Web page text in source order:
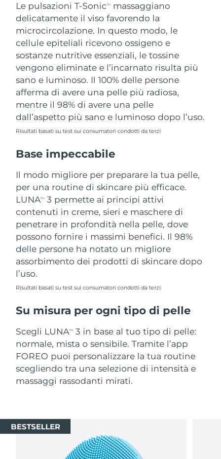
Le pulsazioni T-SonicTM
massaggiano
delicatamente il viso favorendo la
microcircolazione. In questo modo, le
cellule epiteliali ricevono ossigeno e
sostanze nutritive essenziali, le tossine
vengono eliminate e l’incarnato risulta più
sano e luminoso. Il 100% delle persone
afferma di avere una pelle più radiosa,
mentre il 98% di avere una pelle
dall’aspetto più sano e luminoso dopo l’uso.
Risultati basati su test sui consumatori condotti da terzi
Base impeccabile
Il modo migliore per preparare la tua pelle,
per una routine di skincare più efficace.
LUNATM
3 permette ai principi attivi
contenuti in creme, sieri e maschere di
penetrare in profondità nella pelle, dove
possono fornire i massimi benefici. Il 98%
delle persone ha notato un migliore
assorbimento dei prodotti di skincare dopo
l’uso.
Risultati basati su test sui consumatori condotti da terzi
Su misura per ogni tipo di pelle
Scegli LUNATM
3 in base al tuo tipo di pelle:
normale, mista o sensibile. Tramite l’app
FOREO puoi personalizzare la tua routine
scegliendo tra una selezione di intensità e
massaggi rassodanti mirati.
BESTSELLER